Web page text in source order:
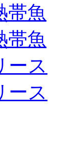
帯魚
帯魚
ース
ース